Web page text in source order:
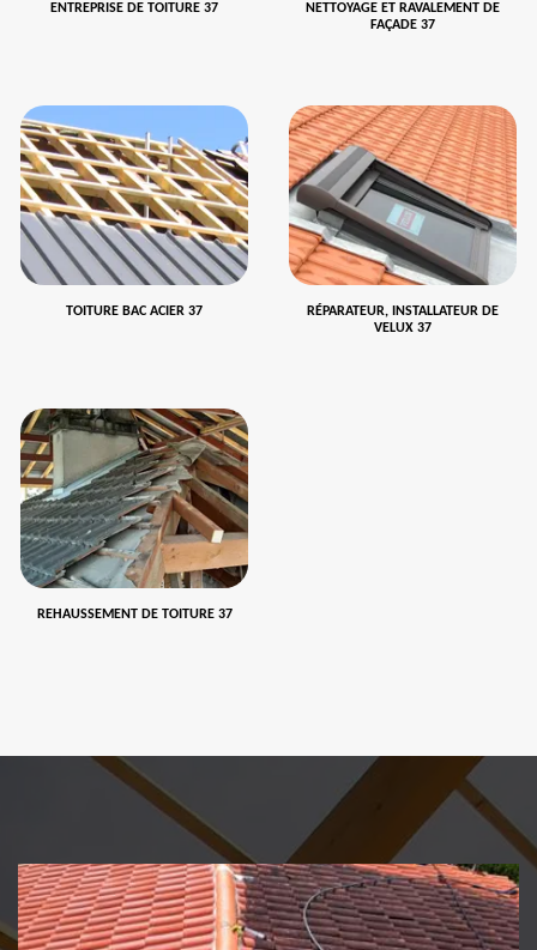
ENTREPRISE DE TOITURE 37
NETTOYAGE ET RAVALEMENT DE
FAÇADE 37
TOITURE BAC ACIER 37
RÉPARATEUR, INSTALLATEUR DE
VELUX 37
REHAUSSEMENT DE TOITURE 37